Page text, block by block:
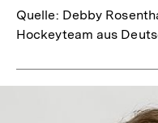
Quelle: Debby
Hockeyteam aus